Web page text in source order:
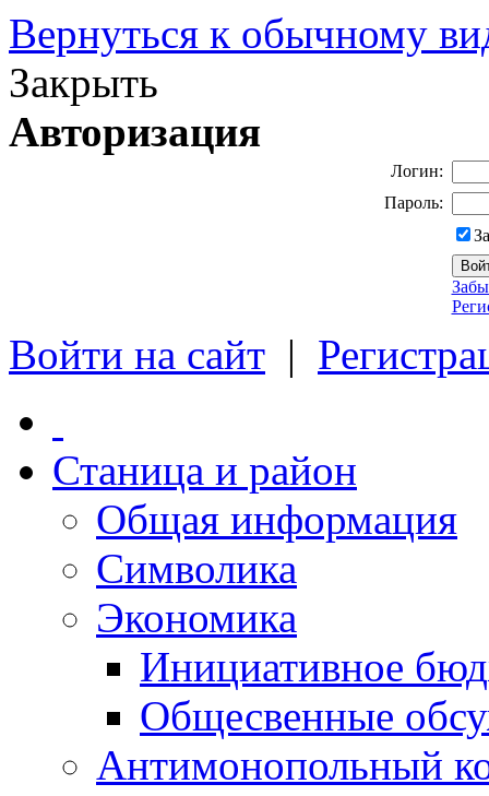
Вернуться к обычному
Закрыть
Авторизация
Логин:
Пароль:
Войти на сайт |
Станица и район
Общая информация
Символика
Экономика
Инициативное
Общесвенные
Антимонопольный